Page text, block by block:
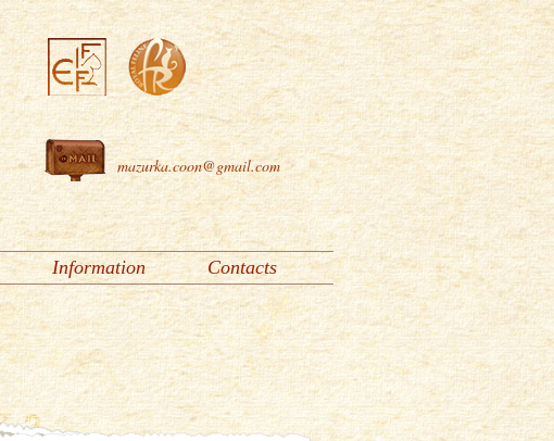
mazurka.coon@gmail.com
Information Contacts